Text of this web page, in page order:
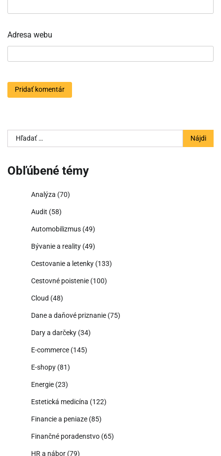
Adresa webu
Hľadať:
Obľúbené témy
Analýza (70)
Audit (58)
Automobilizmus (49)
Bývanie a reality (49)
Cestovanie a letenky (133)
Cestovné poistenie (100)
Cloud (48)
Dane a daňové priznanie (75)
Dary a darčeky (34)
E-commerce (145)
E-shopy (81)
Energie (23)
Estetická medicína (122)
Financie a peniaze (85)
Finančné poradenstvo (65)
HR a nábor (79)